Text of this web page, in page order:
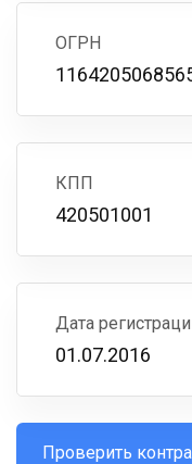
ОГРН
КПП
420501001
Дата
01.07.2016
Проверить